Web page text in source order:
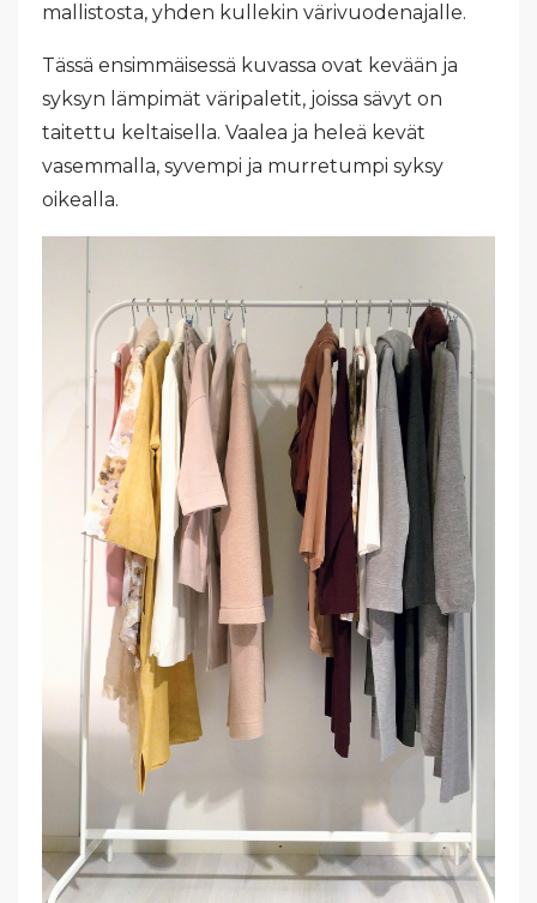
mallistosta, yhden kullekin värivuodenajalle.
Tässä ensimmäisessä kuvassa ovat kevään ja
syksyn lämpimät väripaletit, joissa sävyt on
taitettu keltaisella. Vaalea ja heleä kevät
vasemmalla, syvempi ja murretumpi syksy
oikealla.